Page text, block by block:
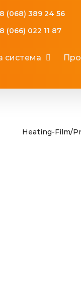
(068) 389 24 56
(066) 022 11 87
система
Heating-Film/